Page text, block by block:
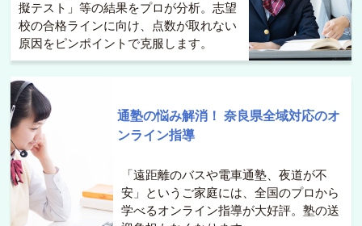
擬テスト」等の結果をプロが分析。志望
校の合格ラインに向け、点数が取れない
原因をピンポイントで克服します。
通塾の悩み解消！ 奈良県全域対応のオ
ンライン指導
「遠距離のバスや電車通塾、夜道が不
安」というご家庭には、全国のプロから
学べるオンライン指導が大好評。塾の送